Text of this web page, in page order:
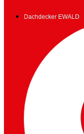
Dachdecker EWALD